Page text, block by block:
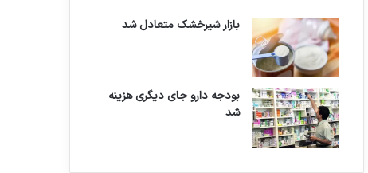
بازار شیرخشک متعادل شد
بودجه دارو جای دیگری هزینه
شد